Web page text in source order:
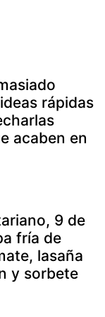
rápidas
acaben en
9 de
fría de
lasaña
y sorbete